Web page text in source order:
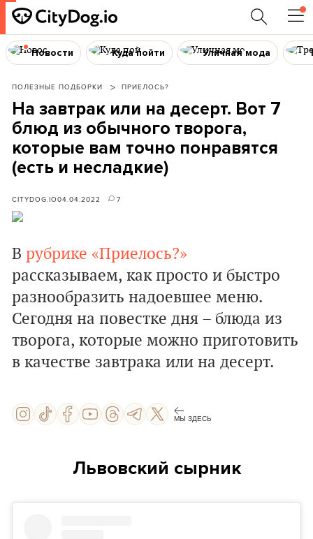
Новости Куда пойти Уличная мода
ПОЛЕЗНЫЕ ПОДБОРКИ ПРИЕЛОСЬ?
На завтрак или на десерт. Вот 7
блюд из обычного творога,
которые вам точно понравятся
(есть и несладкие)
CITYDOG.IO04.04.2022 7
В рубрике «Приелось?»
рассказываем, как просто и быстро
разнообразить надоевшее меню.
Сегодня на повестке дня – блюда из
творога, которые можно приготовить
в качестве завтрака или на десерт.
МЫ ЗДЕСЬ
Львовский сырник